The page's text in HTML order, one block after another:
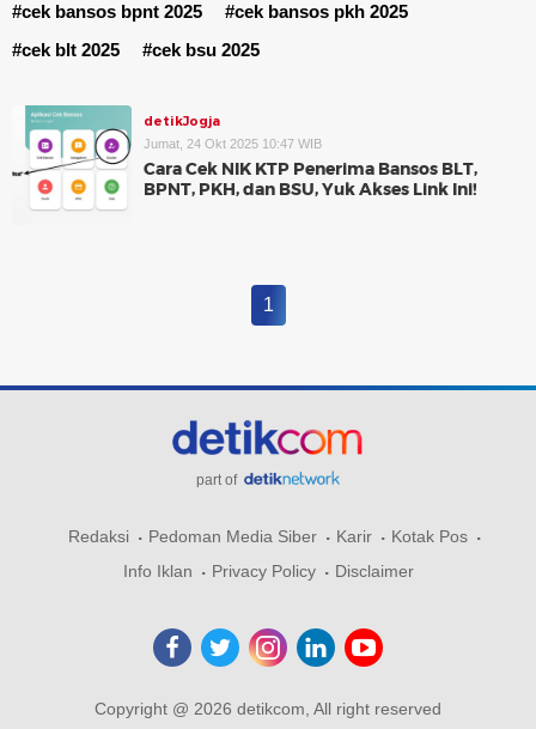
#cek bansos bpnt 2025
#cek bansos pkh 2025
#cek blt 2025
#cek bsu 2025
detikJogja
Jumat, 24 Okt 2025 10:47 WIB
Cara Cek NIK KTP Penerima Bansos BLT,
BPNT, PKH, dan BSU, Yuk Akses Link Ini!
1
part of
Redaksi Pedoman Media Siber Karir
Kotak Pos
Info Iklan
Privacy Policy Disclaimer
Copyright @ 2026 detikcom, All right reserved